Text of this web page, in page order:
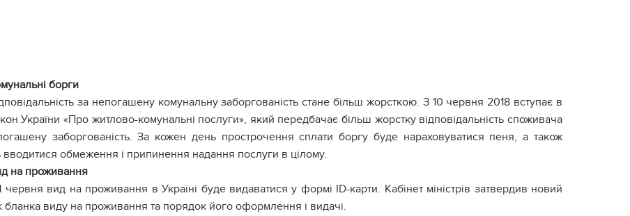
борги
за непогашену комунальну заборгованість стане більш жорсткою. З 10 червня 2018 вступає в
України «Про житлово-комунальні послуги», який передбачає більш жорстку відповідальність споживача
заборгованість. За кожен день прострочення сплати боргу буде нараховуватися пеня, а також
вводитися обмеження і припинення надання послуги в цілому.
на проживання
червня вид на проживання в Україні буде видаватися у формі ID-карти. Кабінет міністрів затвердив новий
бланка виду на проживання та порядок його оформлення і видачі.